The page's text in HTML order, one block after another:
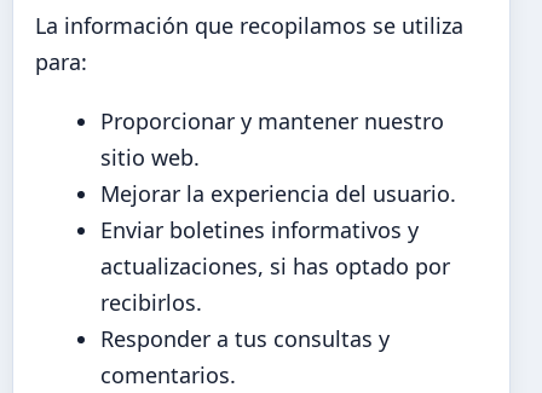
La información que recopilamos se utiliza
para:
Proporcionar y mantener nuestro
sitio web.
Mejorar la experiencia del usuario.
Enviar boletines informativos y
actualizaciones, si has optado por
recibirlos.
Responder a tus consultas y
comentarios.